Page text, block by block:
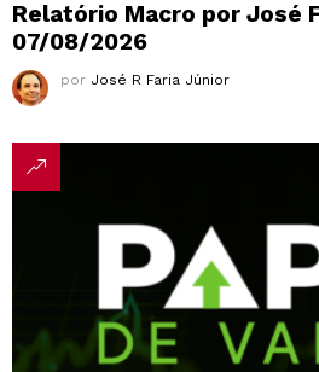
Relatório Macro por José
07/08/2026
por José R Faria Júnior